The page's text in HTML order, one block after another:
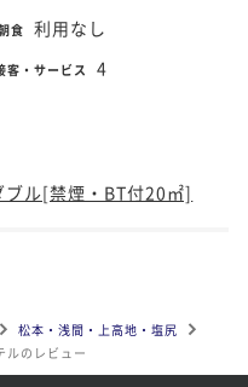
食 利用なし
客・サービス 4
ブル[禁煙・BT付20㎡]
松本・浅間・上高地・塩尻
ルのレビュー